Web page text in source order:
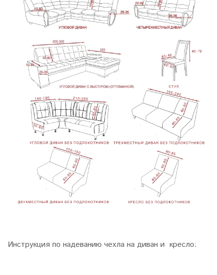
Инструкция по надеванию чехла на диван и кресло: